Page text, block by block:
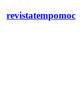
revistatempomoc